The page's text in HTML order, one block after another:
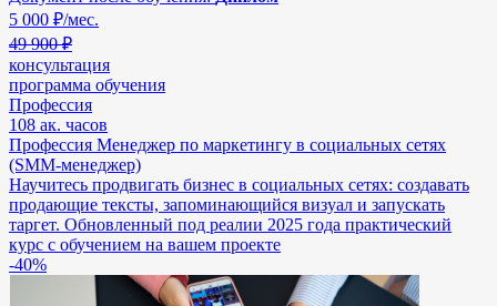
5 000 ₽/мес.
49 900 ₽
консультация
программа обучения
Профессия
108 ак. часов
Профессия Менеджер по маркетингу в социальных сетях
(SMM-менеджер)
Научитесь продвигать бизнес в социальных сетях: создавать
продающие тексты, запоминающийся визуал и запускать
таргет. Обновленный под реалии 2025 года практический
курс с обучением на вашем проекте
-40%